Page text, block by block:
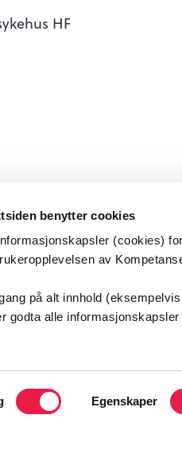
benytter cookies
(cookies)
av
på alt innhold
godta alle
Egenskaper
HF
Akershus
1478 Nordbyhagen